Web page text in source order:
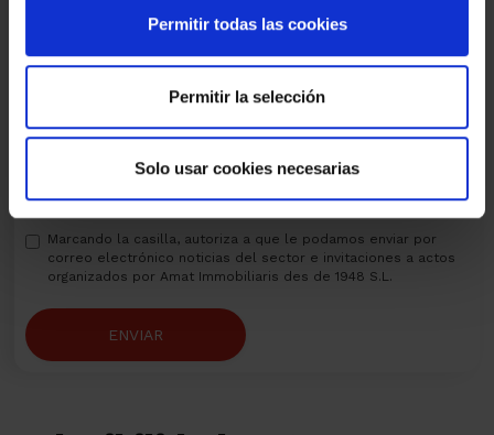
Permitir todas las cookies
Permitir la selección
Solo usar cookies necesarias
He leído, entiendo y acepto lapolítica de privacidad
Marcando la casilla, autoriza a que le podamos enviar por
relacionadas con Amat Immobiliaris des de 1948 S.L.
Marcando la casilla, autoriza a que le podamos enviar por
correo electrónico noticias del sector e invitaciones a actos
organizados por Amat Immobiliaris des de 1948 S.L.
ENVIAR